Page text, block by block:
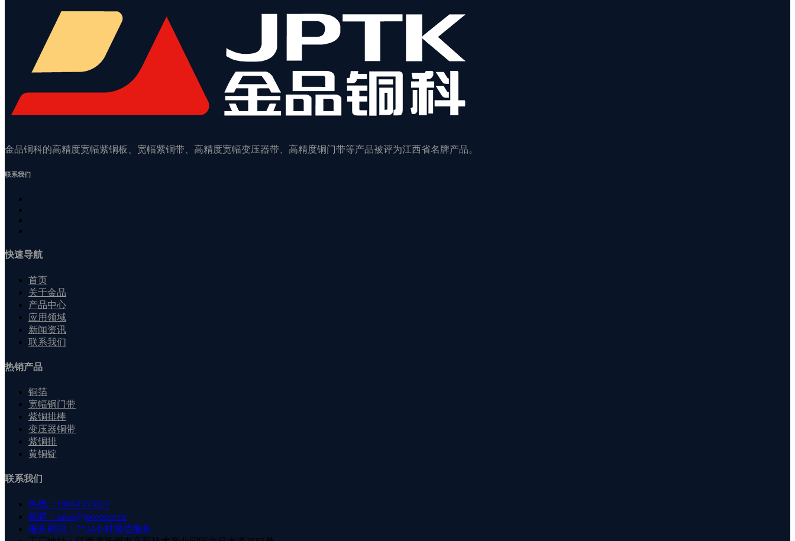
金品铜科的高精度宽幅紫铜板、宽幅紫铜带、高精度宽幅变压器带、高精度铜门带等产品被评为江西省名牌产品。
联系我们
快速导航
首页
关于金品
产品中心
应用领域
新闻资讯
联系我们
热销产品
铜箔
宽幅铜门带
紫铜排棒
变压器铜带
紫铜排
黄铜锭
联系我们
热线：19884357819
邮箱：sales@jpcopper.cn
服务时间：7*24小时微信服务